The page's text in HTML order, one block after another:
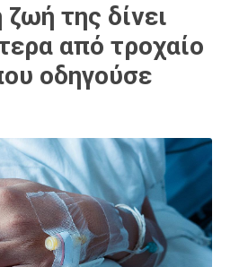
της δίνει
από τροχαίο
οδηγούσε